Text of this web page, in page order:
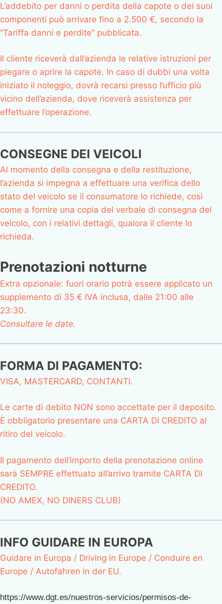
L’addebito per danni o perdita della capote o dei suoi
componenti può arrivare fino a 2.500 €, secondo la
“Tariffa danni e perdite” pubblicata.
Il cliente riceverà dall’azienda le relative istruzioni per
piegare o aprire la capote. In caso di dubbi una volta
iniziato il noleggio, dovrà recarsi presso l’ufficio più
vicino dell’azienda, dove riceverà assistenza per
effettuare l’operazione.
CONSEGNE DEI VEICOLI
Al momento della consegna e della restituzione,
l’azienda si impegna a effettuare una verifica dello
stato del veicolo se il consumatore lo richiede, così
come a fornire una copia del verbale di consegna del
veicolo, con i relativi dettagli, qualora il cliente lo
richieda.
Prenotazioni notturne
Extra opzionale: fuori orario potrà essere applicato un
supplemento di 35 € IVA inclusa, dalle 21:00 alle
23:30.
Consultare le date.
FORMA DI PAGAMENTO:
VISA, MASTERCARD, CONTANTI.
Le carte di debito NON sono accettate per il deposito.
È obbligatorio presentare una CARTA DI CREDITO al
ritiro del veicolo.
Il pagamento dell’importo della prenotazione online
sarà SEMPRE effettuato all’arrivo tramite CARTA DI
CREDITO.
(NO AMEX, NO DINERS CLUB)
INFO GUIDARE IN EUROPA
Guidare in Europa / Driving in Europe / Conduire en
Europe / Autofahren in der EU.
https://www.dgt.es/nuestros-servicios/permisos-de-